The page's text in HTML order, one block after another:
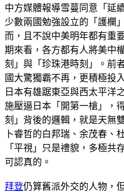
中方媒體報導雪蔓同意「延
少數兩國勉強設立的「護欄
而，且不說中美明年都有重
期來看，各方都有人將美中
刻」與「珍珠港時刻」。前
國大驚獨霸不再，更積極投
日本有雄踞東亞與西太平洋
施壓逼日本「開第一槍」，
刻」背後的邏輯，就是天無
卜睿哲的白邦瑞、余茂春、
「平視」只是禮貌，多極共
可認真的。
拜登仍算舊派外交的人物，